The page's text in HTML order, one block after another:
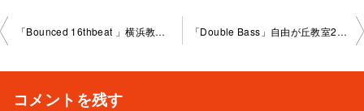
投
「Bounced 16thbeat 」横浜教室2023-5-8-no0009-1029 「Double Bass」自由が丘教室2023-5-11-no0009-1 034
コメントを残す